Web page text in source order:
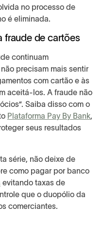
no processo de
é eliminada.
fraude de cartões
continuam
precisam mais sentir
com cartão e às
aceitá-los. A fraude não
Saiba disso com o
Plataforma Pay By Bank,
seus resultados
série, não deixe de
como pagar por banco
evitando taxas de
que o duopólio da
comerciantes.